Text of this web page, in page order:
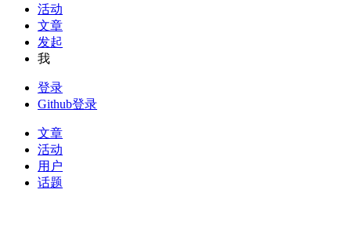
活动
文章
发起
我
登录
Github登录
文章
活动
用户
话题